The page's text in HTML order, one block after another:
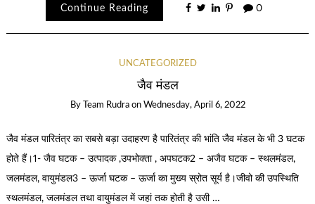
Continue Reading 0
UNCATEGORIZED
जैव मंडल
By Team Rudra on Wednesday, April 6, 2022
जैव मंडल पारितंत्र का सबसे बड़ा उदाहरण है पारितंत्र की भांति जैव मंडल के भी 3 घटक
होते हैं।1- जैव घटक – उत्पादक ,उपभोक्ता , अपघटक2 – अजैव घटक – स्थलमंडल,
जलमंडल, वायुमंडल3 – ऊर्जा घटक – ऊर्जा का मुख्य स्रोत सूर्य है।जीवो की उपस्थिति
स्थलमंडल, जलमंडल तथा वायुमंडल में जहां तक होती है उसी …